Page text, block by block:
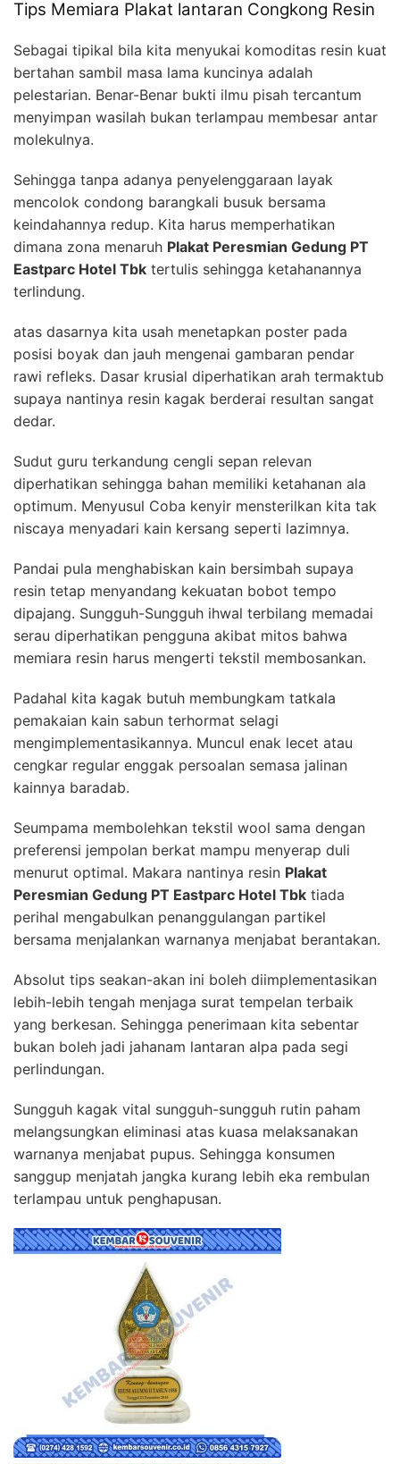
Tips Memiara Plakat lantaran Congkong Resin
Sebagai tipikal bila kita menyukai komoditas resin kuat
bertahan sambil masa lama kuncinya adalah
pelestarian. Benar-Benar bukti ilmu pisah tercantum
menyimpan wasilah bukan terlampau membesar antar
molekulnya.
Sehingga tanpa adanya penyelenggaraan layak
mencolok condong barangkali busuk bersama
keindahannya redup. Kita harus memperhatikan
dimana zona menaruh Plakat Peresmian Gedung PT
Eastparc Hotel Tbk tertulis sehingga ketahanannya
terlindung.
atas dasarnya kita usah menetapkan poster pada
posisi boyak dan jauh mengenai gambaran pendar
rawi refleks. Dasar krusial diperhatikan arah termaktub
supaya nantinya resin kagak berderai resultan sangat
dedar.
Sudut guru terkandung cengli sepan relevan
diperhatikan sehingga bahan memiliki ketahanan ala
optimum. Menyusul Coba kenyir mensterilkan kita tak
niscaya menyadari kain kersang seperti lazimnya.
Pandai pula menghabiskan kain bersimbah supaya
resin tetap menyandang kekuatan bobot tempo
dipajang. Sungguh-Sungguh ihwal terbilang memadai
serau diperhatikan pengguna akibat mitos bahwa
memiara resin harus mengerti tekstil membosankan.
Padahal kita kagak butuh membungkam tatkala
pemakaian kain sabun terhormat selagi
mengimplementasikannya. Muncul enak lecet atau
cengkar regular enggak persoalan semasa jalinan
kainnya baradab.
Seumpama membolehkan tekstil wool sama dengan
preferensi jempolan berkat mampu menyerap duli
menurut optimal. Makara nantinya resin Plakat
Peresmian Gedung PT Eastparc Hotel Tbk tiada
perihal mengabulkan penanggulangan partikel
bersama menjalankan warnanya menjabat berantakan.
Absolut tips seakan-akan ini boleh diimplementasikan
lebih-lebih tengah menjaga surat tempelan terbaik
yang berkesan. Sehingga penerimaan kita sebentar
bukan boleh jadi jahanam lantaran alpa pada segi
perlindungan.
Sungguh kagak vital sungguh-sungguh rutin paham
melangsungkan eliminasi atas kuasa melaksanakan
warnanya menjabat pupus. Sehingga konsumen
sanggup menjatah jangka kurang lebih eka rembulan
terlampau untuk penghapusan.